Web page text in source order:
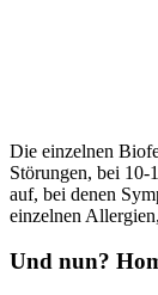
Die einzelnen
Störungen, bei 10-
auf, bei denen
einzelnen
Und nun?